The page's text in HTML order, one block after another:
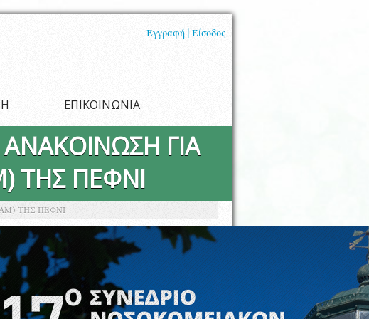
Εγγραφή |
Είσοδος
ΕΠΙΚΟΙΝΩΝΙΑ
ΓΙΑ
ΤΗΣ ΠΕΦΝΙ
ΤΗΣ ΠΕΦΝΙ